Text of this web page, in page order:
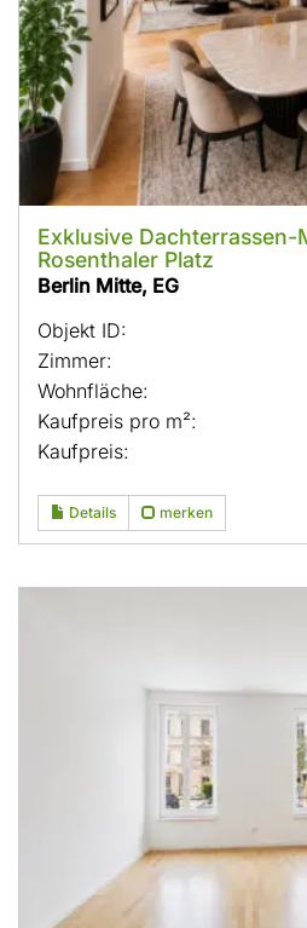
Exklusive Dachterrassen-
Rosenthaler Platz
Berlin Mitte, EG
Objekt ID:
Zimmer:
Wohnfläche:
Kaufpreis pro m²:
Kaufpreis:
Details merken